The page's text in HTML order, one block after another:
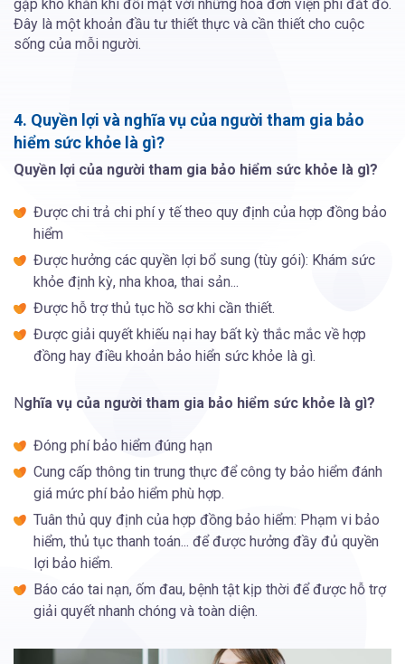
gặp khó khăn khi đối mặt với những hóa đơn viện phí đắt đỏ.
Đây là một khoản đầu tư thiết thực và cần thiết cho cuộc
sống của mỗi người.
4. Quyền lợi và nghĩa vụ của người tham gia bảo
hiểm sức khỏe là gì?
Quyền lợi của người tham gia bảo hiểm sức khỏe là gì?
Được chi trả chi phí y tế theo quy định của hợp đồng bảo
hiểm
Được hưởng các quyền lợi bổ sung (tùy gói): Khám sức
khỏe định kỳ, nha khoa, thai sản...
Được hỗ trợ thủ tục hồ sơ khi cần thiết.
Được giải quyết khiếu nại hay bất kỳ thắc mắc về hợp
đồng hay điều khoản bảo hiển sức khỏe là gì.
Nghĩa vụ của người tham gia bảo hiểm sức khỏe là gì?
Đóng phí bảo hiểm đúng hạn
Cung cấp thông tin trung thực để công ty bảo hiểm đánh
giá mức phí bảo hiểm phù hợp.
Tuân thủ quy định của hợp đồng bảo hiểm: Phạm vi bảo
hiểm, thủ tục thanh toán... để được hưởng đầy đủ quyền
lợi bảo hiểm.
Báo cáo tai nạn, ốm đau, bệnh tật kịp thời để được hỗ trợ
giải quyết nhanh chóng và toàn diện.